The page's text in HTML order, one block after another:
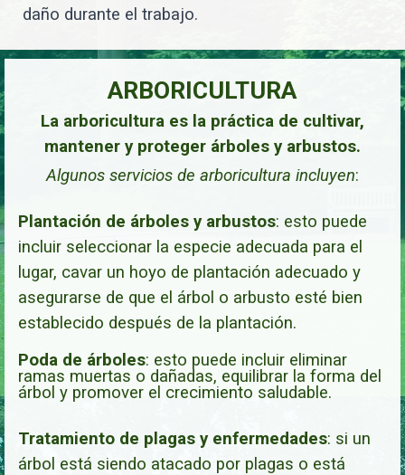
daño durante el trabajo.
ARBORICULTURA
La arboricultura es la práctica de cultivar,
mantener y proteger árboles y arbustos.
Algunos servicios de arboricultura incluyen:
Plantación de árboles y arbustos: esto puede
incluir seleccionar la especie adecuada para el
lugar, cavar un hoyo de plantación adecuado y
asegurarse de que el árbol o arbusto esté bien
establecido después de la plantación.
Poda de árboles: esto puede incluir eliminar
ramas muertas o dañadas, equilibrar la forma del
árbol y promover el crecimiento saludable.
Tratamiento de plagas y enfermedades: si un
árbol está siendo atacado por plagas o está